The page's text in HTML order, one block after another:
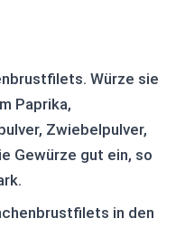
Würze sie
Paprika,
Zwiebelpulver,
Gewürze gut ein, so
in den